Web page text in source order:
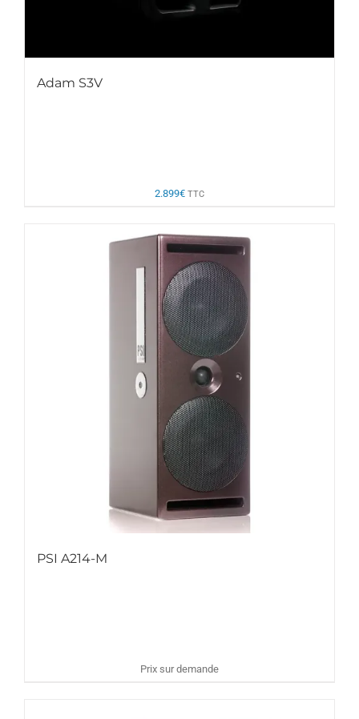
Adam S3V
2.899€ TTC
PSI A214-M
Prix sur demande